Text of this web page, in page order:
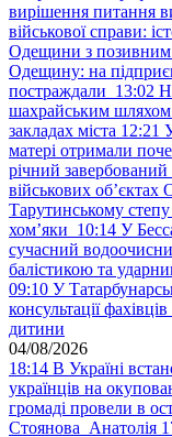
вирішення питання
військової справи:
Одещини з позивним
Одещину: на
постраждали 13:02
шахрайським
закладах міста 12:21
матері отримали
річний
військових обʼєктах
Тарутинському
хом’яки 10:14 У
сучасний
балістикою та
09:10 У
консультації
дитини
04/08/2026
18:14 В Україні
українців на
громаді провели в
Стоянова Анатолія